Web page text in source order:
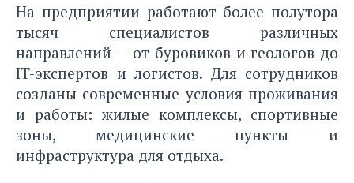
На предприятии работают более полутора
тысяч специалистов различных
направлений — от буровиков и геологов до
IT-экспертов и логистов. Для сотрудников
созданы современные условия проживания
и работы: жилые комплексы, спортивные
зоны, медицинские пункты и
инфраструктура для отдыха.